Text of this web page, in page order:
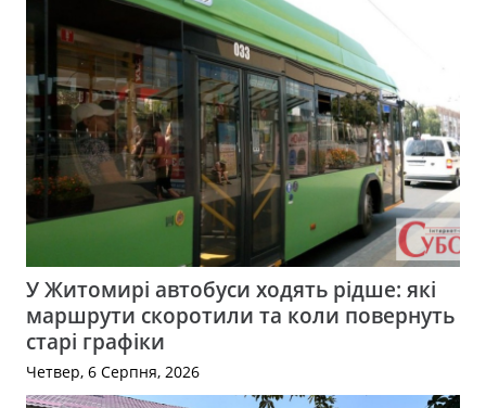
У Житомирі автобуси ходять рідше: які
маршрути скоротили та коли повернуть
старі графіки
Четвер, 6 Серпня, 2026